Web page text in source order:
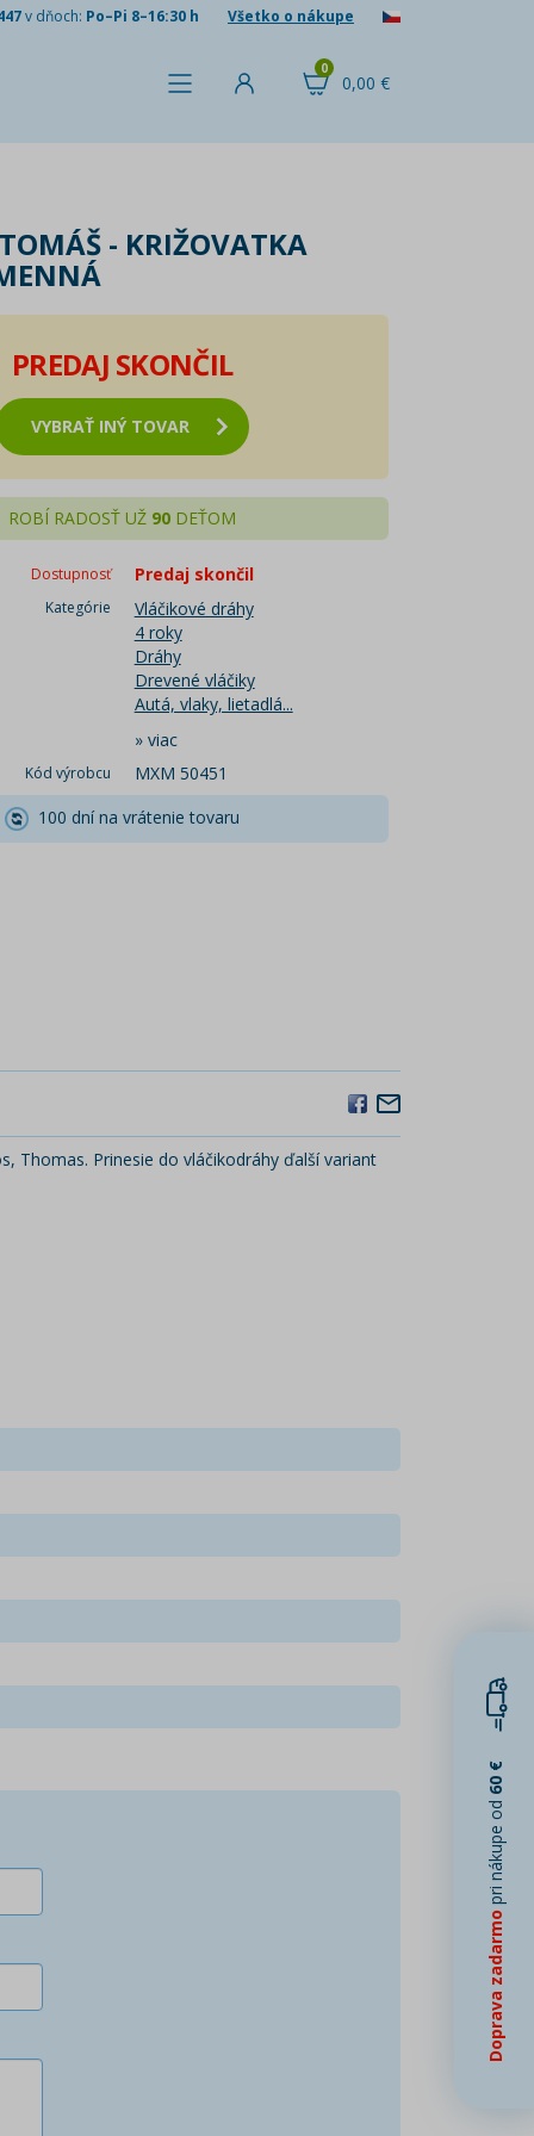
v dňoch: Po–Pi 8–16:30 h Všetko o nákupe
0,00 €
0
- KRIŽOVATKA
PREDAJ SKONČIL
VYBRAŤ INÝ TOVAR
ROBÍ RADOSŤ UŽ 90 DEŤOM
Dostupnosť Predaj skončil
Kategórie
Vláčikové dráhy
4 roky
Dráhy
Drevené vláčiky
Autá, vlaky, lietadlá...
» viac
Kód výrobcu
MXM 50451
100 dní na vrátenie tovaru
Thomas. Prinesie do vláčikodráhy ďalší variant
Doprava zadarmo
pri nákupe od
60 €